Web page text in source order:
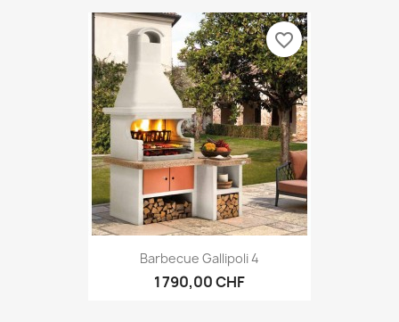
Barbecue Gallipoli 4
1 790,00 CHF
favorite_border